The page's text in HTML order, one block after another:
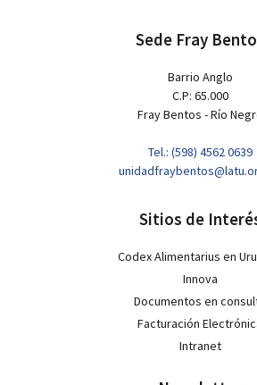
Sede Fray
Barrio Anglo
C.P: 65.000
Fray Bentos - Río
Tel.: (598) 4562 0639
Sitios de
Codex Alimentarius en
Innova
Documentos en
Facturación
Intranet